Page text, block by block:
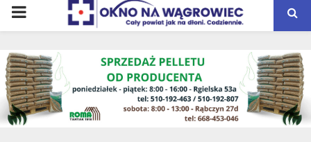
PRIMARY
MENU